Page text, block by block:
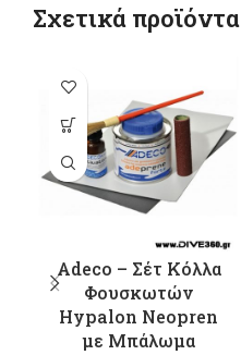
Σχετικά προϊόντα
Adeco – Σέτ Κόλλα
Φουσκωτών
Hypalon Neopren
με Μπάλωμα